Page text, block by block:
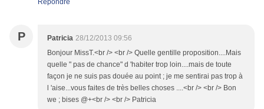
Répondre
P Patricia 28/12/2013 09:56
Bonjour MissT.<br /> <br /> Quelle gentille proposition....Mais
quelle " pas de chance" d 'habiter trop loin....mais de toute
façon je ne suis pas douée au point ; je me sentirai pas trop à
l 'aise...vous faites de très belles choses ....<br /> <br /> Bon
we ; bises @+<br /> <br /> Patricia